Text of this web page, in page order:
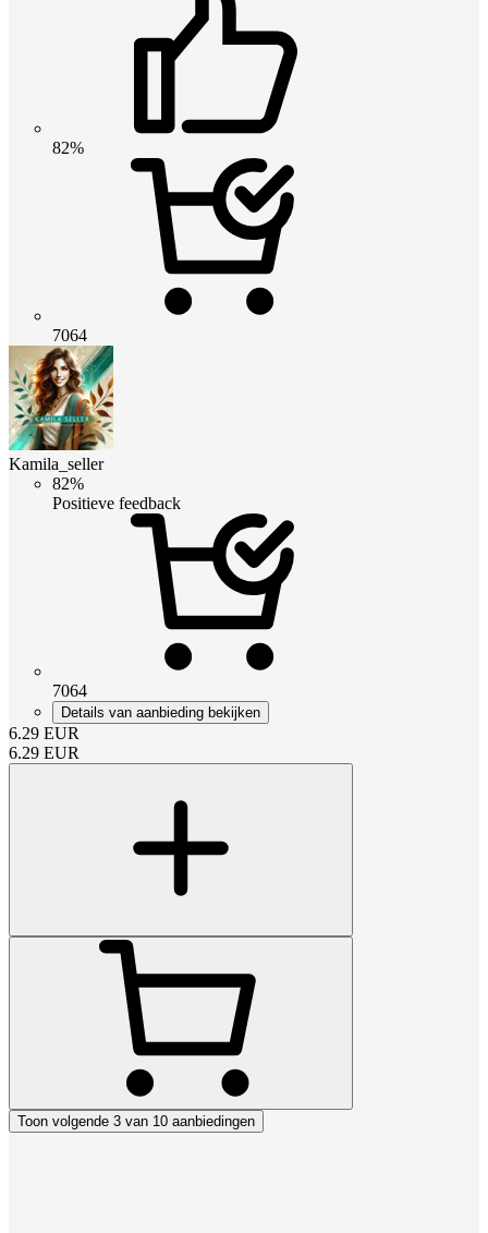
82%
7064
Kamila_seller
82%
Positieve feedback
7064
Details van aanbieding bekijken
6.29 EUR
6.29 EUR
Toon volgende 3 van 10 aanbiedingen